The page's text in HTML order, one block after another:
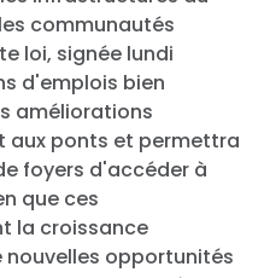
communautés
loi, signée lundi
d'emplois bien
améliorations
aux ponts et permettra
foyers d'accéder à
que ces
la croissance
opportunités